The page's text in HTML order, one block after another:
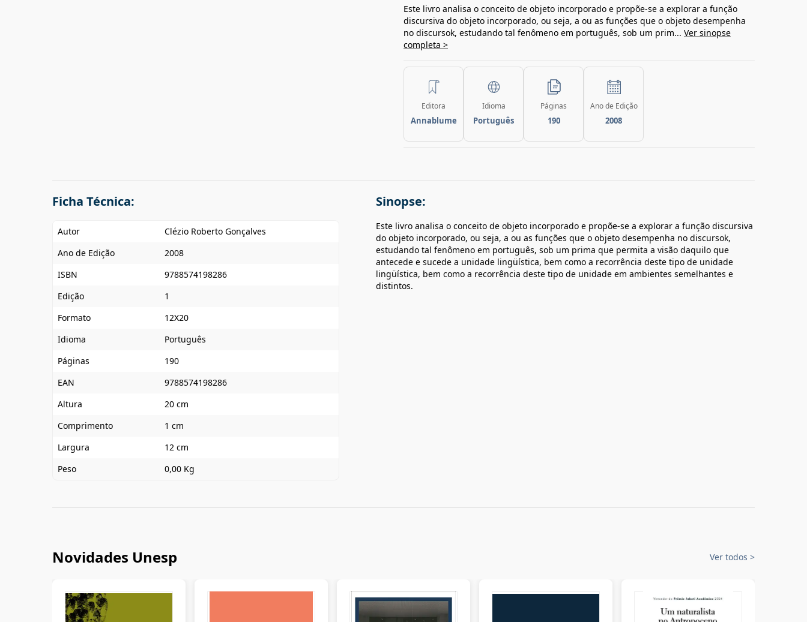
Este livro analisa o conceito de objeto incorporado e propõe-se a explorar a função
discursiva do objeto incorporado, ou seja, a ou as funções que o objeto desempenha
no discursok, estudando tal fenômeno em português, sob um prim... Ver sinopse
completa >
Editora
Annablume
Idioma
Português
Páginas
190
Ano de Edição
2008
Ficha Técnica:
Autor
Clézio Roberto Gonçalves
Ano de Edição
2008
ISBN
9788574198286
Edição
1
Formato
12X20
Idioma
Português
Páginas
190
EAN
9788574198286
Altura
20 cm
Comprimento
1 cm
Largura
12 cm
Peso
0,00 Kg
Sinopse:
Este livro analisa o conceito de objeto incorporado e propõe-se a explorar a função discursiva
do objeto incorporado, ou seja, a ou as funções que o objeto desempenha no discursok,
estudando tal fenômeno em português, sob um prima que permita a visão daquilo que
antecede e sucede a unidade lingüística, bem como a recorrência deste tipo de unidade
lingüística, bem como a recorrência deste tipo de unidade em ambientes semelhantes e
distintos.
Novidades Unesp Ver todos >